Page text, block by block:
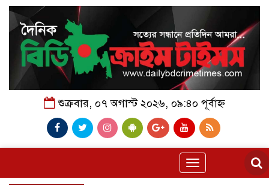
শুক্রবার, ০৭ অগাস্ট ২০২৬, ০৯:৪০ পূর্বাহ্ন
Toggle
navigation